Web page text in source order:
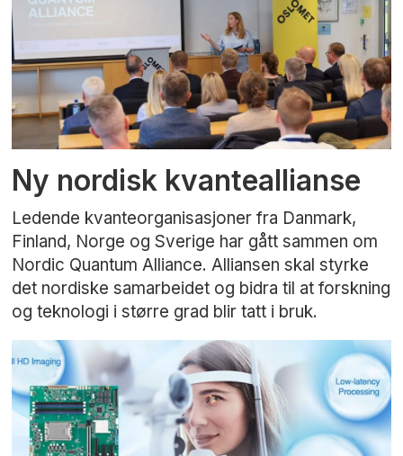
Ny nordisk kvanteallianse
Ledende kvanteorganisasjoner fra Danmark,
Finland, Norge og Sverige har gått sammen om
Nordic Quantum Alliance. Alliansen skal styrke
det nordiske samarbeidet og bidra til at forskning
og teknologi i større grad blir tatt i bruk.